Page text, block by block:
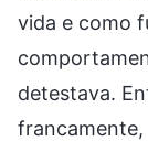
vida e como
detestava.
francamente,